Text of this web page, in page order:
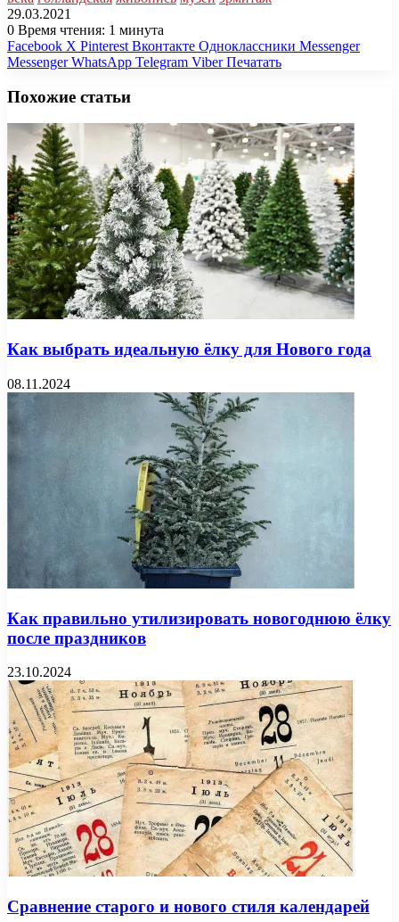
29.03.2021
0 Время чтения: 1 минута
Facebook X Pinterest Вконтакте Одноклассники Messenger
Messenger WhatsApp Telegram Viber Печатать
Похожие статьи
Как выбрать идеальную ёлку для Нового года
08.11.2024
Как правильно утилизировать новогоднюю ёлку
после праздников
23.10.2024
Сравнение старого и нового стиля календарей